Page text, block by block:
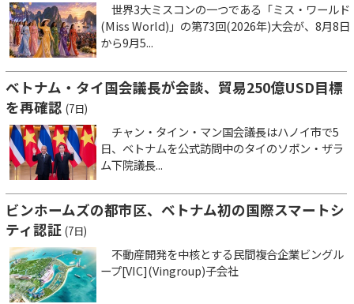
世界3大ミスコンの一つである「ミス・ワールド
(Miss World)」の第73回(2026年)大会が、8月8日
から9月5...
ベトナム・タイ国会議長が会談、貿易250億USD目標
を再確認 (7日)
チャン・タイン・マン国会議長はハノイ市で5
日、ベトナムを公式訪問中のタイのソポン・ザラ
ム下院議長...
ビンホームズの都市区、ベトナム初の国際スマートシ
ティ認証 (7日)
不動産開発を中核とする民間複合企業ビングル
ープ[VIC](Vingroup)子会社